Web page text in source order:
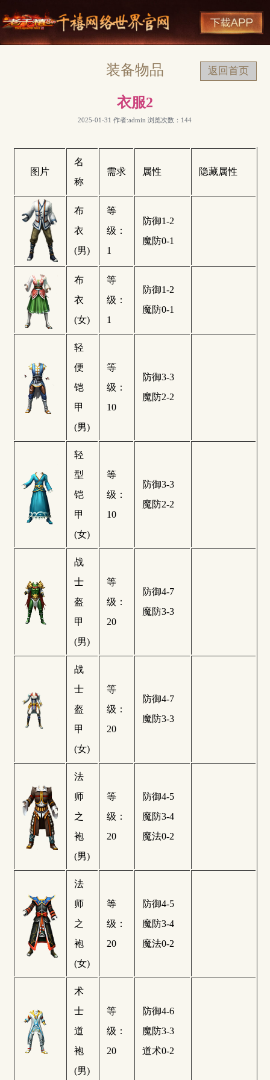
装备物品 返回首页
衣服2
2025-01-31 作者:admin 浏览次数： 144
图片
名
称
需求 属性 隐藏属性
布
衣
(男)
等
级：
1
防御1-2
魔防0-1
布
衣
(女)
等
级：
1
防御1-2
魔防0-1
轻
便
铠
甲
(男)
等
级：
10
防御3-3
魔防2-2
轻
型
铠
甲
(女)
等
级：
10
防御3-3
魔防2-2
战
士
盔
甲
(男)
等
级：
20
防御4-7
魔防3-3
战
士
盔
甲
(女)
等
级：
20
防御4-7
魔防3-3
法
师
之
袍
(男)
等
级：
20
防御4-5
魔防3-4
魔法0-2
法
师
之
袍
(女)
等
级：
20
防御4-5
魔防3-4
魔法0-2
术
士
道
袍
(男)
等
级：
20
防御4-6
魔防3-3
道术0-2